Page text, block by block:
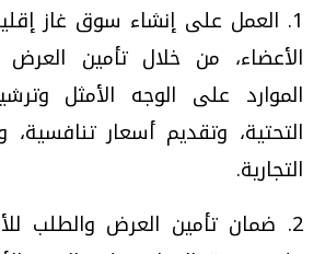
1. العمل على إنشاء سوق غاز
الأعضاء، من خلال تأمين العرض
الموارد على الوجه الأمثل
التحتية، وتقديم أسعار تنافسية،
التجارية.
2. ضمان تأمين العرض والطلب